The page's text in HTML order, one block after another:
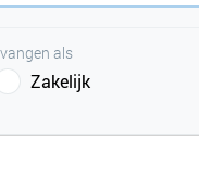
als
Zakelijk